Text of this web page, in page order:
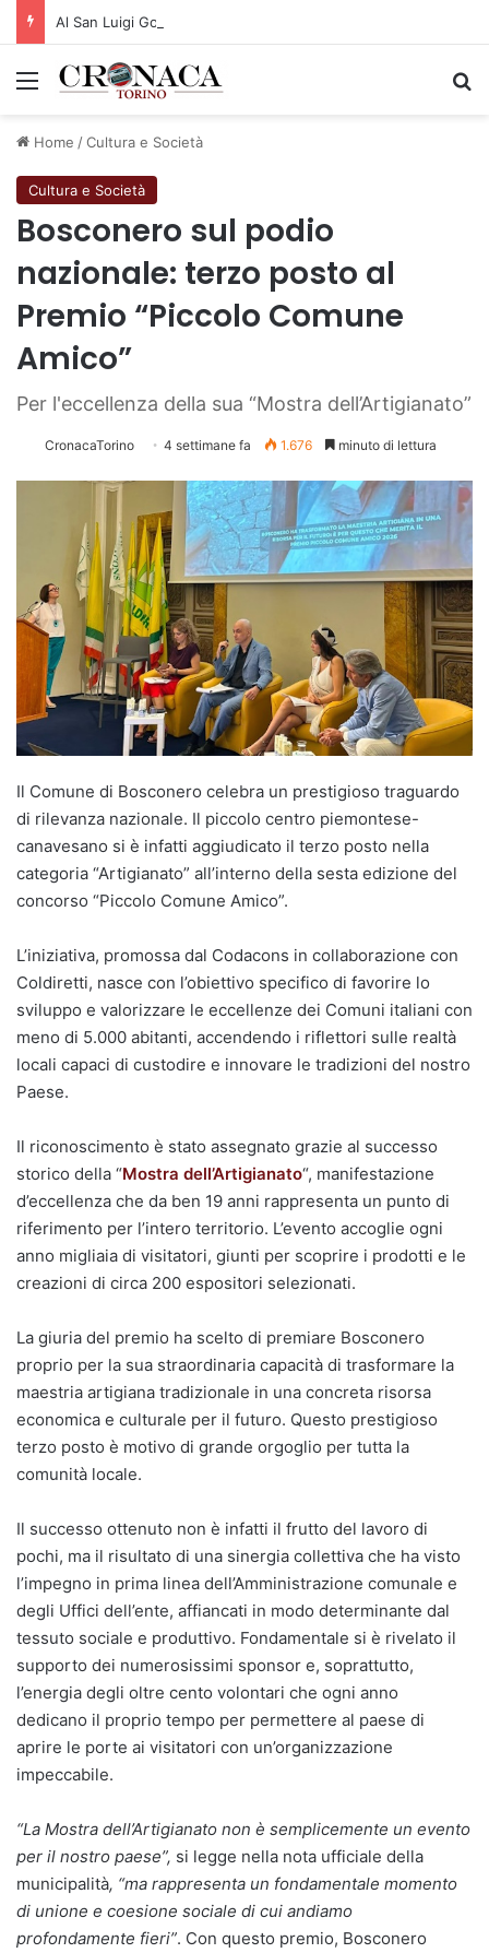
Menu
Home /Cultura e Società
Cultura e Società
Bosconero sul podio
nazionale: terzo posto al
Premio “Piccolo Comune
Amico”
Per l'eccellenza della sua “Mostra dell’Artigianato”
CronacaTorino 4 settimane fa 1.676 minuto di lettura
Il Comune di Bosconero celebra un prestigioso traguardo
di rilevanza nazionale. Il piccolo centro piemontese-
canavesano si è infatti aggiudicato il terzo posto nella
categoria “Artigianato” all’interno della sesta edizione del
concorso “Piccolo Comune Amico”.
L’iniziativa, promossa dal Codacons in collaborazione con
Coldiretti, nasce con l’obiettivo specifico di favorire lo
sviluppo e valorizzare le eccellenze dei Comuni italiani con
meno di 5.000 abitanti, accendendo i riflettori sulle realtà
locali capaci di custodire e innovare le tradizioni del nostro
Paese.
Il riconoscimento è stato assegnato grazie al successo
storico della “Mostra dell’Artigianato“, manifestazione
d’eccellenza che da ben 19 anni rappresenta un punto di
riferimento per l’intero territorio. L’evento accoglie ogni
anno migliaia di visitatori, giunti per scoprire i prodotti e le
creazioni di circa 200 espositori selezionati.
La giuria del premio ha scelto di premiare Bosconero
proprio per la sua straordinaria capacità di trasformare la
maestria artigiana tradizionale in una concreta risorsa
economica e culturale per il futuro. Questo prestigioso
terzo posto è motivo di grande orgoglio per tutta la
comunità locale.
Il successo ottenuto non è infatti il frutto del lavoro di
pochi, ma il risultato di una sinergia collettiva che ha visto
l’impegno in prima linea dell’Amministrazione comunale e
degli Uffici dell’ente, affiancati in modo determinante dal
tessuto sociale e produttivo. Fondamentale si è rivelato il
supporto dei numerosissimi sponsor e, soprattutto,
l’energia degli oltre cento volontari che ogni anno
dedicano il proprio tempo per permettere al paese di
aprire le porte ai visitatori con un’organizzazione
impeccabile.
“La Mostra dell’Artigianato non è semplicemente un evento
per il nostro paese”, si legge nella nota ufficiale della
municipalità, “ma rappresenta un fondamentale momento
di unione e coesione sociale di cui andiamo
profondamente fieri”. Con questo premio, Bosconero